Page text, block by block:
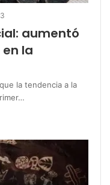
aumentó
la
la tendencia a la